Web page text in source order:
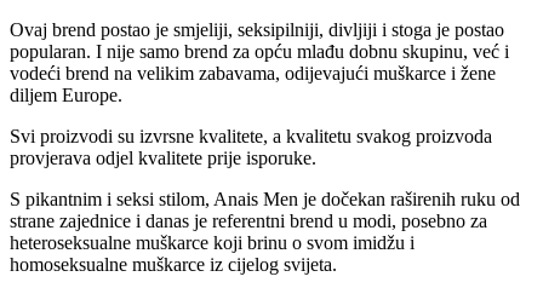
Ovaj brend postao je smjeliji, seksipilniji, divljiji i stoga je postao
popularan. I nije samo brend za opću mlađu dobnu skupinu, već i
vodeći brend na velikim zabavama, odijevajući muškarce i žene
diljem Europe.
Svi proizvodi su izvrsne kvalitete, a kvalitetu svakog proizvoda
provjerava odjel kvalitete prije isporuke.
S pikantnim i seksi stilom, Anais Men je dočekan raširenih ruku od
strane zajednice i danas je referentni brend u modi, posebno za
heteroseksualne muškarce koji brinu o svom imidžu i
homoseksualne muškarce iz cijelog svijeta.